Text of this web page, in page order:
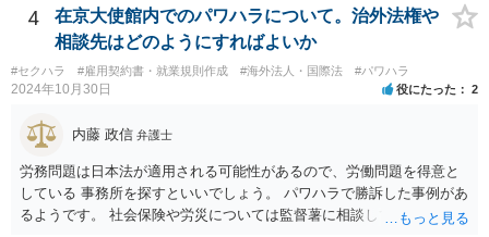
性が高いと思われます。）。 指輪代金について: 前述の通り、男性会
員と女性会員との間の個人間の贈与であり、貴社に法的な返金義務は
ないことを、法的根拠と共に冷静に主張する。 「刑事訴訟」との主張
に対して: 本件は、契約の履行や返金を巡る民事上の紛争であり、貴社
に当初から金銭を騙し取る意図（詐欺罪の構成要件である欺罔行為）
があったとは考えにくく、刑事事件として立件される可能性は極めて
低いと思われます。 3. 警察からの連絡について 警察は「民事不介
入」を原則としており、契約トラブルなどの個人間の紛争に介入する
ことはありません。しかし、事件性があるかどうかを判断するため
に、関係者から事情を聴くことがあります。その場合には誠実な事実
説明を行ってください。
続税や贈与税を猶予する特別法な，遺留分について株式価格を遺留分
算定基礎額から控除したり価額を相続時でなく承継時に固定したりす
ることのできる特別法が定められています。 買い取る以外の方法につ
いても，株式保有割合や状況によるので，具体的に弁護士に相談され
ることをお勧めします。
4
在京大使館内でのパワハラについて。治外法権や
相談先はどのようにすればよいか
#セクハラ #雇用契約書・就業規則作成 #海外法人・国際法 #パワハラ
2024年10月30日 役にたった 2
内藤 政信 弁護士
労務問題は日本法が適用される可能性があるので、労働問題を得意と
している 事務所を探すといいでしょう。 パワハラで勝訴した事例があ
るようです。 社会保険や労災については監督薯に相談してみるといい